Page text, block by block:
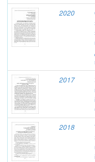
2020
2017
2018